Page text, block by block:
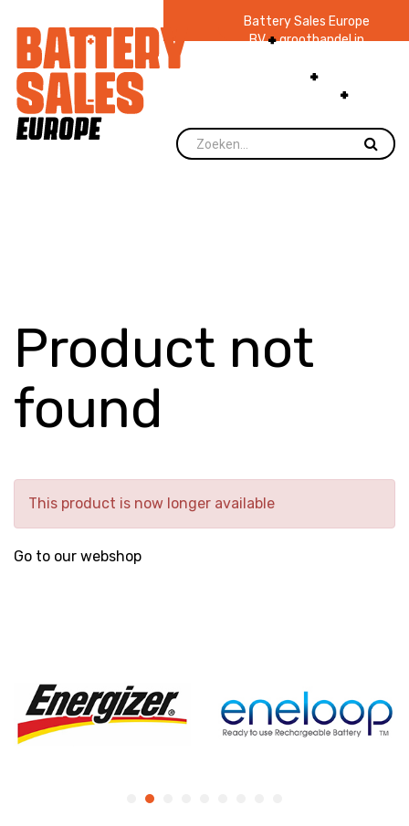
Battery Sales Europe
BV groothandel in
zaklampen Ruim 48
jaar ervaring
voorraad.
Product not
found
This product is now longer available
Go to our webshop